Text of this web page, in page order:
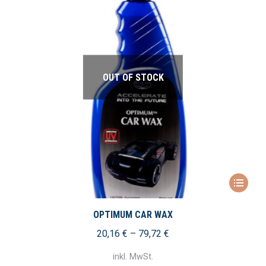
Dieses
OUT OF STOCK
OPTIMUM CAR WAX
20,16 € – 79,72 €
inkl. MwSt.